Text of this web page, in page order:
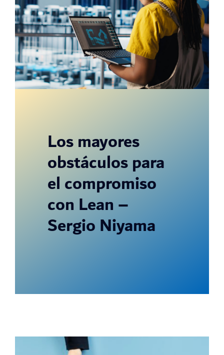
Los mayores
obstáculos para
el compromiso
con Lean –
Sergio Niyama